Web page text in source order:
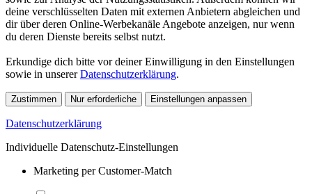
deine verschlüsselten Daten mit externen Anbietern abgleichen und
dir über deren Online-Werbekanäle Angebote anzeigen, nur wenn
du deren Dienste bereits selbst nutzt.
Erkundige dich bitte vor deiner Einwilligung in den Einstellungen
sowie in unsererDatenschutzerklärung.
Zustimmen Nur erforderliche Einstellungen anpassen
Datenschutzerklärung
Individuelle Datenschutz-Einstellungen
Marketing per Customer-Match